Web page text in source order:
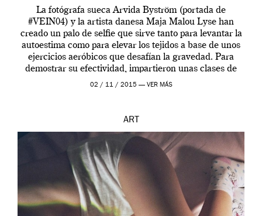
La fotógrafa sueca Arvida Byström (portada de
#VEIN04) y la artista danesa Maja Malou Lyse han
creado un palo de selfie que sirve tanto para levantar la
autoestima como para elevar los tejidos a base de unos
ejercicios aeróbicos que desafían la gravedad. Para
demostrar su efectividad, impartieron unas clases de
prueba en el Tate […]
02 / 11 / 2015 — VER MÁS
ART